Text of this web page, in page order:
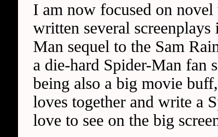
I am now focused on
written several
Man sequel to the Sam
a die-hard Spider-Man fan
being also a big movie
loves together and write a
love to see on the big